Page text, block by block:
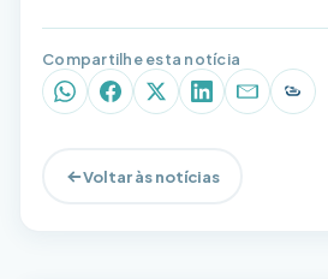
Compartilhe esta notícia
WhatsAppFacebookX (Twitter)
LinkedInE-mail
Voltar às notícias